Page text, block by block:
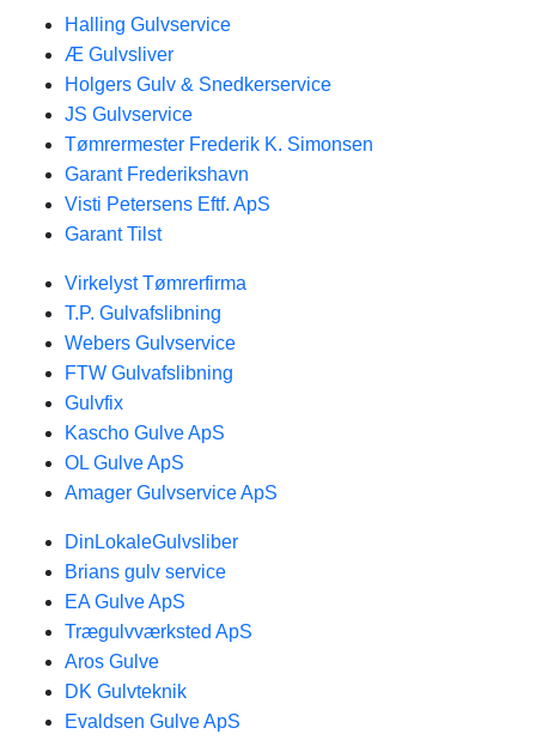
Halling Gulvservice
Æ Gulvsliver
Holgers Gulv & Snedkerservice
JS Gulvservice
Tømrermester Frederik K. Simonsen
Garant Frederikshavn
Visti Petersens Eftf. ApS
Garant Tilst
Virkelyst Tømrerfirma
T.P. Gulvafslibning
Webers Gulvservice
FTW Gulvafslibning
Gulvfix
Kascho Gulve ApS
OL Gulve ApS
Amager Gulvservice ApS
DinLokaleGulvsliber
Brians gulv service
EA Gulve ApS
Trægulvværksted ApS
Aros Gulve
DK Gulvteknik
Evaldsen Gulve ApS